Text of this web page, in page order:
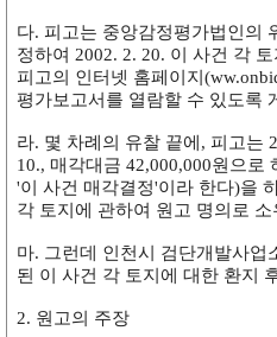
다. 피고는 중앙감정평가법인의
정하여 2002. 2. 20. 이 사건 각
피고의 인터넷 홈페이지
평가보고서를 열람할 수 있도록
라. 몇 차례의 유찰 끝에, 피고는
10., 매각대금 42,000,000원으
'이 사건 매각결정'이라 한다)을
각 토지에 관하여 원고 명의로
마. 그런데 인천시 검단개발사
된 이 사건 각 토지에 대한 환지
2. 원고의 주장